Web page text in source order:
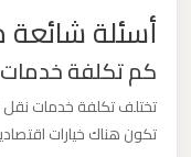
أسئلة
كم تكلفة خدمات
تختلف تكلفة خدمات نقل
تكون هناك خيارات
مطار
القاهرة
ليموزين